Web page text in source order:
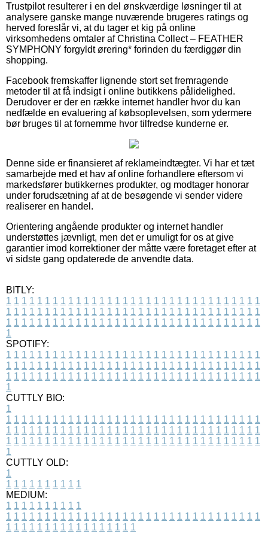
Trustpilot resulterer i en del ønskværdige løsninger til at
analysere ganske mange nuværende brugeres ratings og
herved foreslår vi, at du tager et kig på online
virksomhedens omtaler af Christina Collect – FEATHER
SYMPHONY forgyldt ørering* forinden du færdiggør din
shopping.
Facebook fremskaffer lignende stort set fremragende
metoder til at få indsigt i online butikkens pålidelighed.
Derudover er der en række internet handler hvor du kan
nedfælde en evaluering af købsoplevelsen, som ydermere
bør bruges til at fornemme hvor tilfredse kunderne er.
Denne side er finansieret af reklameindtægter. Vi har et tæt
samarbejde med et hav af online forhandlere eftersom vi
markedsfører butikkernes produkter, og modtager honorar
under forudsætning af at de besøgende vi sender videre
realiserer en handel.
Orientering angående produkter og internet handler
understøttes jævnligt, men det er umuligt for os at give
garantier imod korrektioner der måtte være foretaget efter at
vi sidste gang opdaterede de anvendte data.
BITLY:
1 1 1 1 1 1 1 1 1 1 1 1 1 1 1 1 1 1 1 1 1 1 1 1 1 1 1 1 1 1 1 1 1
1 1 1 1 1 1 1 1 1 1 1 1 1 1 1 1 1 1 1 1 1 1 1 1 1 1 1 1 1 1 1 1 1
1 1 1 1 1 1 1 1 1 1 1 1 1 1 1 1 1 1 1 1 1 1 1 1 1 1 1 1 1 1 1 1 1
1
SPOTIFY:
1 1 1 1 1 1 1 1 1 1 1 1 1 1 1 1 1 1 1 1 1 1 1 1 1 1 1 1 1 1 1 1 1
1 1 1 1 1 1 1 1 1 1 1 1 1 1 1 1 1 1 1 1 1 1 1 1 1 1 1 1 1 1 1 1 1
1 1 1 1 1 1 1 1 1 1 1 1 1 1 1 1 1 1 1 1 1 1 1 1 1 1 1 1 1 1 1 1 1
1
CUTTLY BIO:
1
1 1 1 1 1 1 1 1 1 1 1 1 1 1 1 1 1 1 1 1 1 1 1 1 1 1 1 1 1 1 1 1 1
1 1 1 1 1 1 1 1 1 1 1 1 1 1 1 1 1 1 1 1 1 1 1 1 1 1 1 1 1 1 1 1 1
1 1 1 1 1 1 1 1 1 1 1 1 1 1 1 1 1 1 1 1 1 1 1 1 1 1 1 1 1 1 1 1 1
1
CUTTLY OLD:
1
1 1 1 1 1 1 1 1 1 1
MEDIUM:
1 1 1 1 1 1 1 1 1 1
1 1 1 1 1 1 1 1 1 1 1 1 1 1 1 1 1 1 1 1 1 1 1 1 1 1 1 1 1 1 1 1 1
1 1 1 1 1 1 1 1 1 1 1 1 1 1 1 1 1